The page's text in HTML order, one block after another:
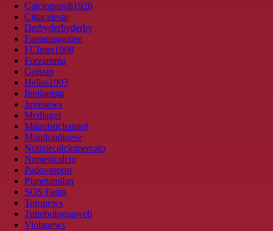
Calcionapoli1926
Cittaceleste
Derbyderbyderby
Fantamagazine
FCInter1908
Forzaroma
Golssip
Hellas1903
Ilmilanista
Juvenews
Mediagol
Milanistichannel
Mondoudinese
Notiziecalciomercato
Numericalcio
Padovasport
Pianetamilan
SOS Fanta
Toronews
Tuttobolognaweb
Violanews